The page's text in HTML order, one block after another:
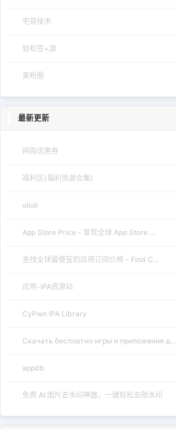
宅哥技术
轻松签+源
果粉圈
最新更新
网购优惠券
福利区(福利资源合集)
olioli
App Store Price - 发现全球 App Store ...
查找全球最便宜的应用订阅价格 - Find C...
应用-iPA资源站
CyPwn IPA Library
Скачать бесплатно игры и приложения д...
appdb
免费 AI 图片去水印神器，一键轻松去除水印